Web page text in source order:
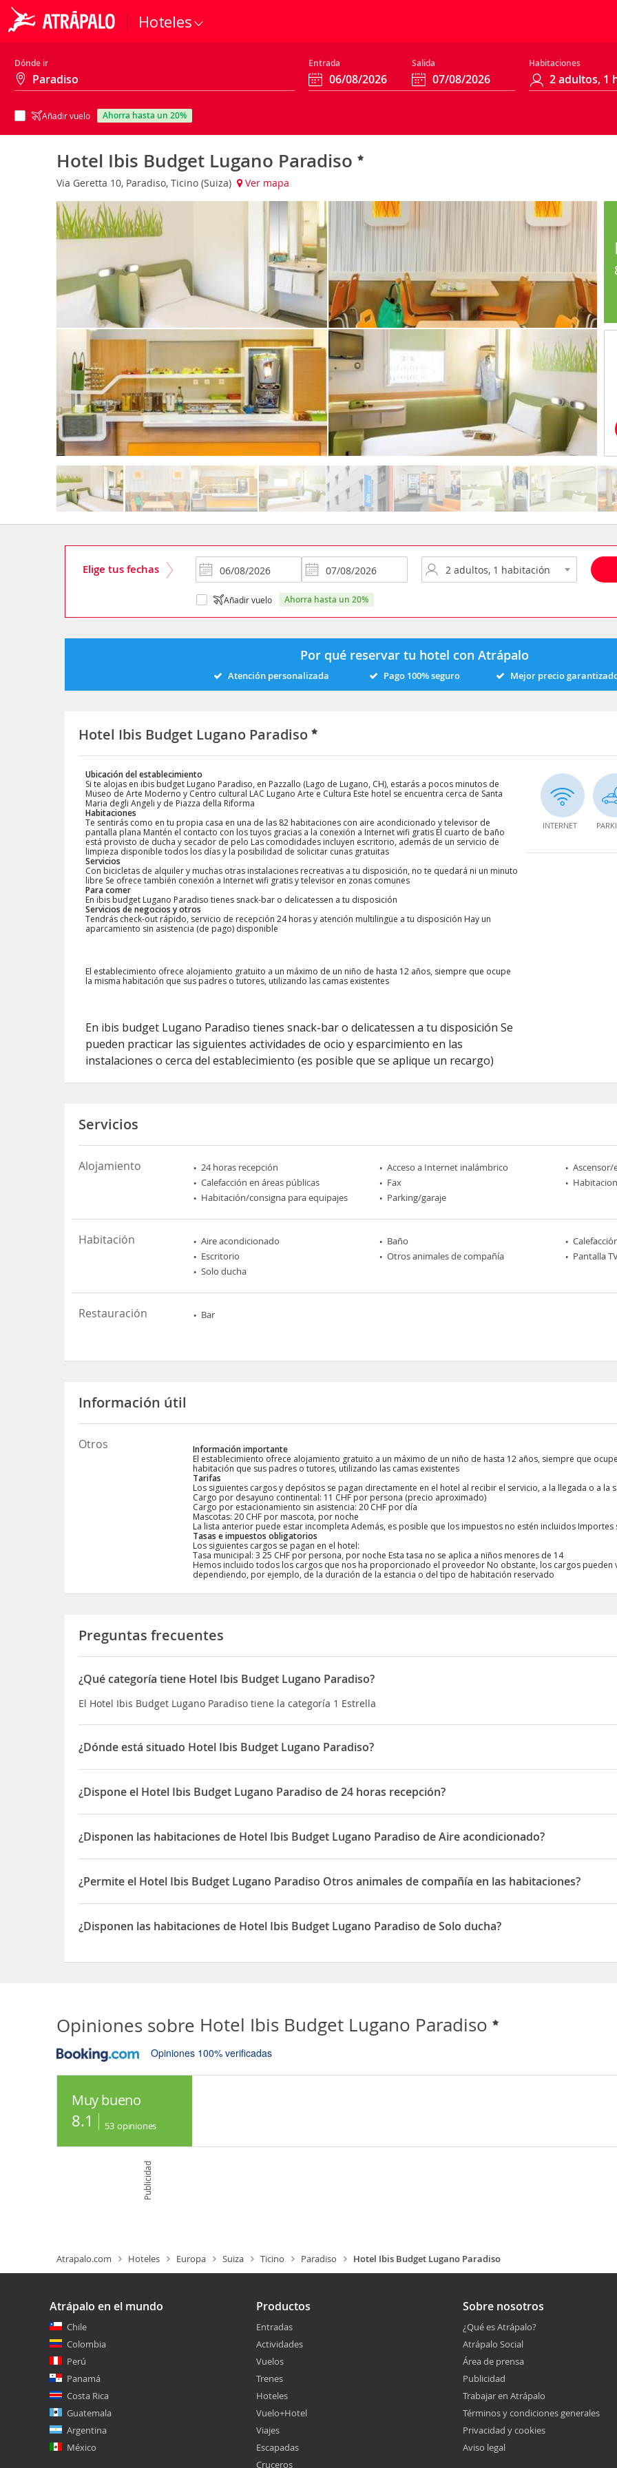
Hoteles
Dónde ir Entrada Salida Habitaciones
Añadir vuelo ahorra hasta un 20%
Hotel Ibis Budget Lugano Paradiso
Via Geretta 10, Paradiso, Ticino (Suiza) Ver mapa
Elige tus fechas
Añadir vuelo ahorra hasta un 20%
Por qué reservar tu hotel con Atrápalo
Atención personalizada Pago 100% seguro Mejor precio
Hotel Ibis Budget Lugano Paradiso
Ubicación del establecimiento
Si te alojas en ibis budget Lugano Paradiso, en Pazzallo (Lago de Lugano, CH), estarás a pocos minutos de
Museo de Arte Moderno y Centro cultural LAC Lugano Arte e Cultura Este hotel se encuentra cerca de Santa
Maria degli Angeli y de Piazza della Riforma
Habitaciones
Te sentirás como en tu propia casa en una de las 82 habitaciones con aire acondicionado y televisor de
pantalla plana Mantén el contacto con los tuyos gracias a la conexión a Internet wifi gratis El cuarto de baño
está provisto de ducha y secador de pelo Las comodidades incluyen escritorio, además de un servicio de
limpieza disponible todos los días y la posibilidad de solicitar cunas gratuitas
Servicios
Con bicicletas de alquiler y muchas otras instalaciones recreativas a tu disposición, no te quedará ni un minuto
libre Se ofrece también conexión a Internet wifi gratis y televisor en zonas comunes
Para comer
En ibis budget Lugano Paradiso tienes snack-bar o delicatessen a tu disposición
Servicios de negocios y otros
Tendrás check-out rápido, servicio de recepción 24 horas y atención multilingüe a tu disposición Hay un
aparcamiento sin asistencia (de pago) disponible
El establecimiento ofrece alojamiento gratuito a un máximo de un niño de hasta 12 años, siempre que ocupe
la misma habitación que sus padres o tutores, utilizando las camas existentes
En ibis budget Lugano Paradiso tienes snack-bar o delicatessen a tu disposición Se
pueden practicar las siguientes actividades de ocio y esparcimiento en las
instalaciones o cerca del establecimiento (es posible que se aplique un recargo)
INTERNET
Servicios
Alojamiento 24 horas recepción Acceso a Internet inalámbrico
Ascensor/
Calefacción en áreas públicas
Fax
Habitación/consigna para equipajes
Parking/garaje
Habitación Aire acondicionado Baño
Escritorio
Otros animales de compañía
Pantalla
Solo ducha
Restauración Bar
Información útil
Otros
Información importante
El establecimiento ofrece alojamiento gratuito a un máximo de un niño de hasta 12 años, siempre que
habitación que sus padres o tutores, utilizando las camas existentes
Tarifas
Los siguientes cargos y depósitos se pagan directamente en el hotel al recibir el servicio, a la llegada o a la
Cargo por desayuno continental: 11 CHF por persona (precio aproximado)
Cargo por estacionamiento sin asistencia: 20 CHF por día
Mascotas: 20 CHF por mascota, por noche
La lista anterior puede estar incompleta Además, es posible que los impuestos no estén incluidos Importes
Tasas e impuestos obligatorios
Los siguientes cargos se pagan en el hotel:
Tasa municipal: 3 25 CHF por persona, por noche Esta tasa no se aplica a niños menores de 14
Hemos incluido todos los cargos que nos ha proporcionado el proveedor No obstante, los cargos pueden
dependiendo, por ejemplo, de la duración de la estancia o del tipo de habitación reservado
Preguntas frecuentes
¿Qué categoría tiene Hotel Ibis Budget Lugano Paradiso?
El Hotel Ibis Budget Lugano Paradiso tiene la categoría 1 Estrella
¿Dónde está situado Hotel Ibis Budget Lugano Paradiso?
El Hotel Ibis Budget Lugano Paradiso está situado en Via Geretta 10
¿Dispone el Hotel Ibis Budget Lugano Paradiso de 24 horas recepción?
Sí, el Hotel Ibis Budget Lugano Paradiso dispone de 24 horas recepción
¿Disponen las habitaciones de Hotel Ibis Budget Lugano Paradiso de Aire acondicionado?
Sí, las habitaciones del Hotel Ibis Budget Lugano Paradiso disponen de Aire acondicionado
¿Permite el Hotel Ibis Budget Lugano Paradiso Otros animales de compañía en las habitaciones?
Sí, el Hotel Ibis Budget Lugano Paradiso permite Otros animales de compañía en las habitaciones
¿Disponen las habitaciones de Hotel Ibis Budget Lugano Paradiso de Solo ducha?
Opiniones sobre Hotel Ibis Budget Lugano Paradiso
Opiniones 100% verificadas
Muy bueno
8.1 53 opiniones
Publicidad
Atrapalo.com Hoteles Europa Suiza Ticino Paradiso Hotel Ibis Budget Lugano Paradiso
Atrápalo en el mundo
Chile
Colombia
Perú
Panamá
Costa Rica
Guatemala
Argentina
México
Productos
Entradas
Actividades
Vuelos
Trenes
Hoteles
Vuelo+Hotel
Viajes
Escapadas
Cruceros
Sobre nosotros
¿Qué es Atrápalo?
Atrápalo Social
Área de prensa
Publicidad
Trabajar en Atrápalo
Términos y condiciones generales
Privacidad y cookies
Aviso legal